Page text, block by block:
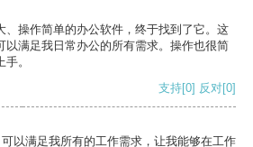
、操作简单的办公软件，终于找到了它。这
以满足我日常办公的所有需求。操作也很简
。
支持[0] 反对[0]
以满足我所有的工作需求，让我能够在工作